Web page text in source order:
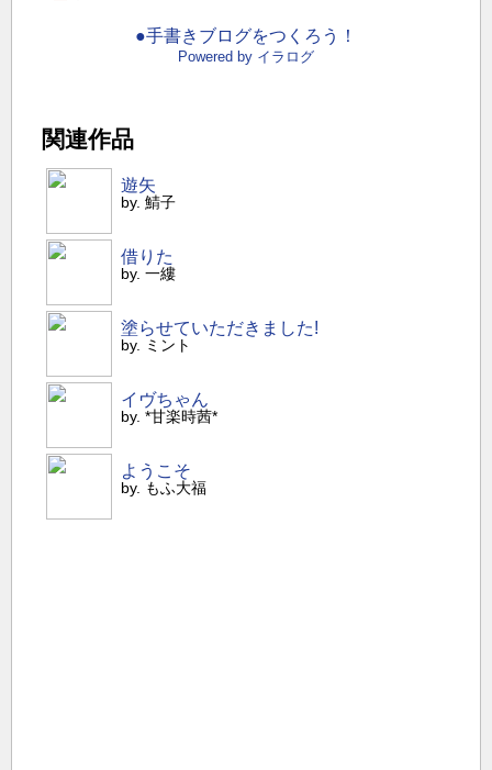
●手書きブログをつくろう！
Powered by イラログ
関連作品
遊矢
by. 鯖子
借りた
by. 一縷
塗らせていただきました!
by. ミント
イヴちゃん
by. *甘楽時茜*
ようこそ
by. もふ大福